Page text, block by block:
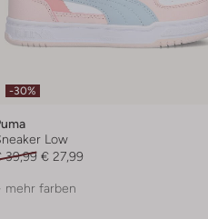
-30%
Low
39,99 € 27,99
mehr farben